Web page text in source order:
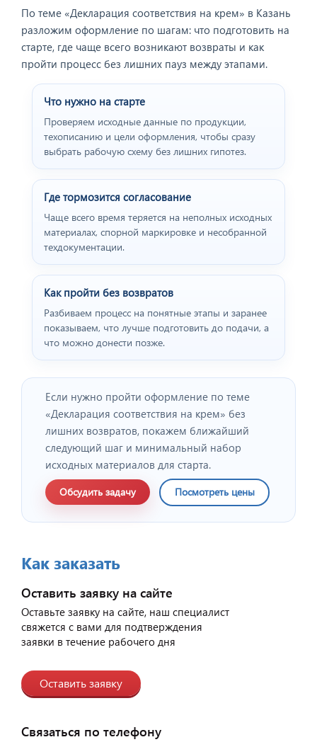
По теме «Декларация соответствия на крем» в Казань
разложим оформление по шагам: что подготовить на
старте, где чаще всего возникают возвраты и как
пройти процесс без лишних пауз между этапами.
Что нужно на старте
Проверяем исходные данные по продукции,
техописанию и цели оформления, чтобы сразу
выбрать рабочую схему без лишних гипотез.
Где тормозится согласование
Чаще всего время теряется на неполных исходных
материалах, спорной маркировке и несобранной
техдокументации.
Как пройти без возвратов
Разбиваем процесс на понятные этапы и заранее
показываем, что лучше подготовить до подачи, а
что можно донести позже.
Если нужно пройти оформление по теме
«Декларация соответствия на крем» без
лишних возвратов, покажем ближайший
следующий шаг и минимальный набор
исходных материалов для старта.
Обсудить задачу Посмотреть цены
Как заказать
Оставить заявку на сайте
Оставьте заявку на сайте, наш специалист
свяжется с вами для подтверждения
заявки в течение рабочего дня
Оставить заявку
Связаться по телефону